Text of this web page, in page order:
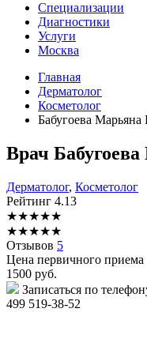
Специализации
Диагностики
Услуги
Москва
Главная
Дерматолог
Косметолог
Бабугоева Марьяна
Врач Бабугоева
Дерматолог, Косметолог
Рейтинг 4.13
★★★★★
★★★★★
Отзывов 5
Цена первичного приема
1500 руб.
Записаться по
499 519-38-52